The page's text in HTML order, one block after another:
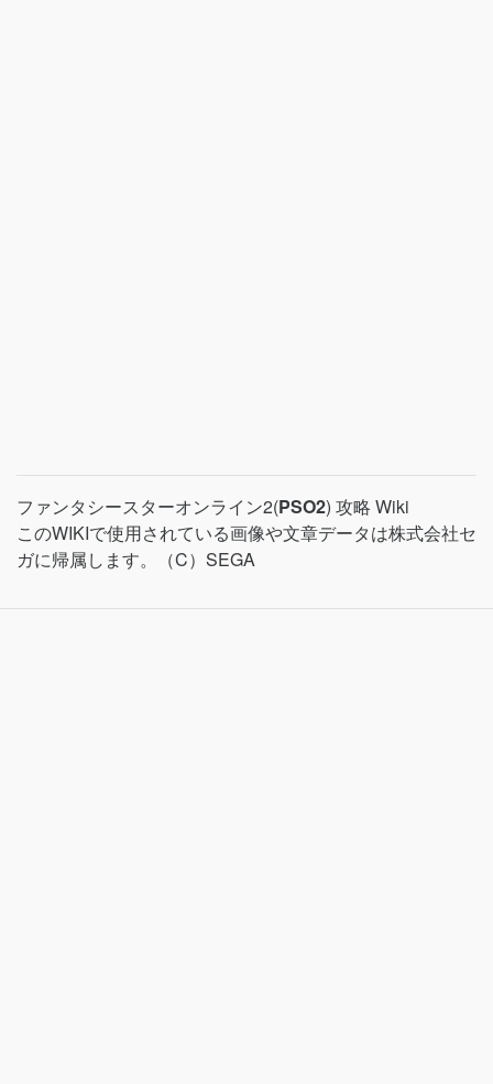
ファンタシースターオンライン2(PSO2) 攻略 Wiki
このWIKIで使用されている画像や文章データは株式会社セ
ガに帰属します。（C）SEGA